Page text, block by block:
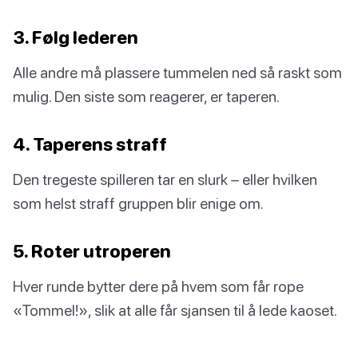
3. Følg lederen
Alle andre må plassere tummelen ned så raskt som
mulig. Den siste som reagerer, er taperen.
4. Taperens straff
Den tregeste spilleren tar en slurk – eller hvilken
som helst straff gruppen blir enige om.
5. Roter utroperen
Hver runde bytter dere på hvem som får rope
«Tommel!», slik at alle får sjansen til å lede kaoset.